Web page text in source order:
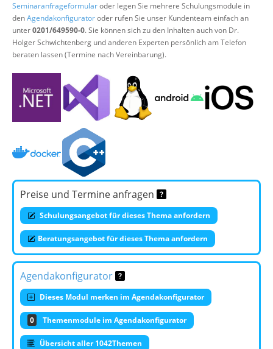
Seminaranfrageformularoder legen Sie mehrere Schulungsmodule in
denAgendakonfiguratoroder rufen Sie unser Kundenteam einfach an
unter0201/649590-0. Sie können sich zu den Inhalten auch von Dr.
Holger Schwichtenberg und anderen Experten persönlich am Telefon
beraten lassen (Termine nach Vereinbarung).
Preise und Termine anfragen
Schulungsangebot für dieses Thema anfordern
Beratungsangebot für dieses Thema anfordern
Agendakonfigurator
Dieses Modul merken im Agendakonfigurator
0 Themenmodule im Agendakonfigurator
Übersicht aller 1042Themen